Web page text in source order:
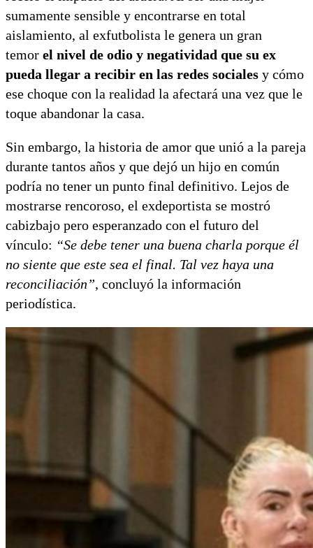
sumamente sensible y encontrarse en total
aislamiento, al exfutbolista le genera un gran
temor el nivel de odio y negatividad que su ex
pueda llegar a recibir en las redes sociales y cómo
ese choque con la realidad la afectará una vez que le
toque abandonar la casa.
Sin embargo, la historia de amor que unió a la pareja
durante tantos años y que dejó un hijo en común
podría no tener un punto final definitivo. Lejos de
mostrarse rencoroso, el exdeportista se mostró
cabizbajo pero esperanzado con el futuro del
vínculo: “Se debe tener una buena charla porque él
no siente que este sea el final. Tal vez haya una
reconciliación”, concluyó la información
periodística.